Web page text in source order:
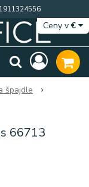
Ceny v€
špajdle
66713